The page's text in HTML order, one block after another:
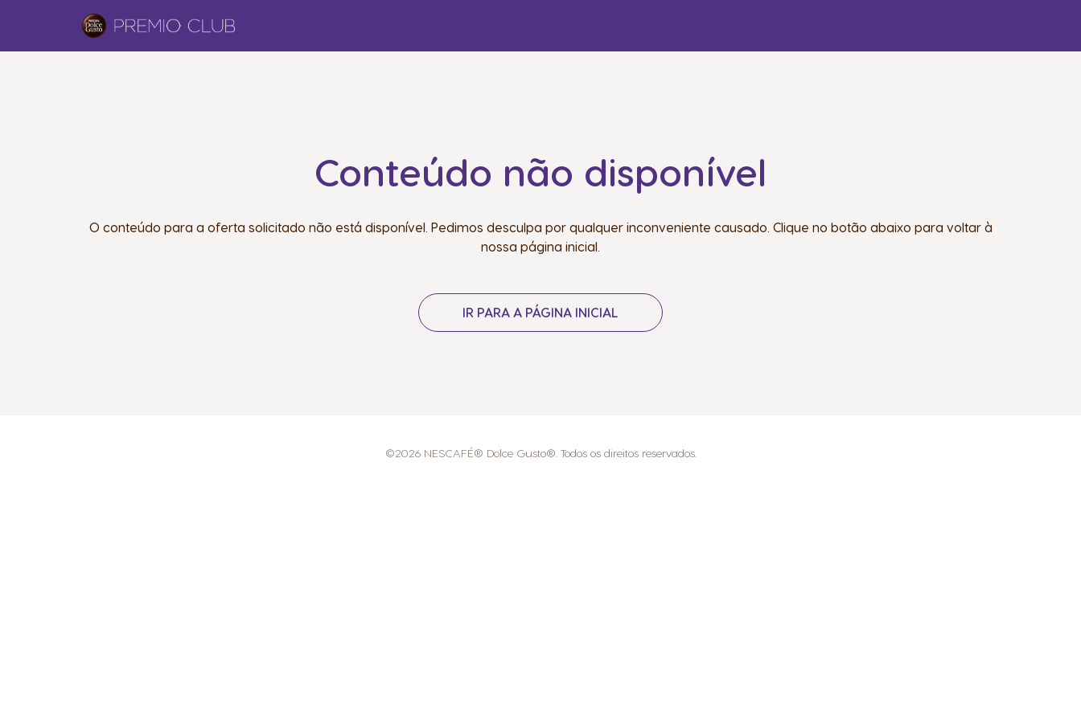
Conteúdo não disponível
O conteúdo para a oferta solicitado não está disponível. Pedimos desculpa por qualquer inconveniente causado. Clique no botão abaixo para voltar à
nossa página inicial.
IR PARA A PÁGINA INICIAL
©2026 NESCAFÉ® Dolce Gusto®. Todos os direitos reservados.